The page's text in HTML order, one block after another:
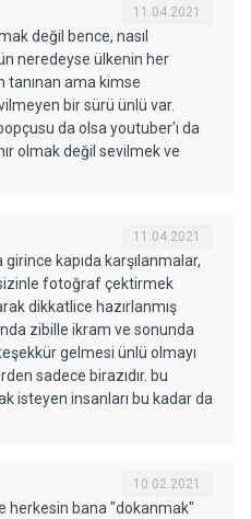
11.04.2021
değil bence, nasıl
neredeyse ülkenin her
tanınan ama kimse
bir sürü ünlü var.
da olsa youtuber'ı da
olmak değil sevilmek ve
11.04.2021
kapıda karşılanmalar,
fotoğraf çektirmek
dikkatlice hazırlanmış
zibille ikram ve sonunda
gelmesi ünlü olmayı
sadece birazıdır. bu
isteyen insanları bu kadar da
10.02.2021
herkesin bana "dokanmak"